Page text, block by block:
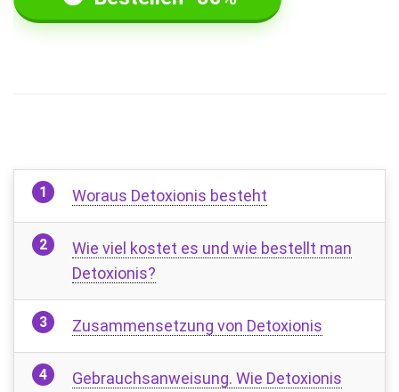
Woraus Detoxionis besteht
Wie viel kostet es und wie bestellt man
Detoxionis?
Zusammensetzung von Detoxionis
Gebrauchsanweisung. Wie Detoxionis